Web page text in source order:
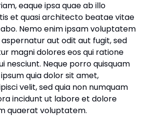
eaque ipsa quae ab illo
et quasi architecto beatae vitae
Nemo enim ipsam voluptatem
aut odit aut fugit, sed
magni dolores eos qui ratione
nesciunt. Neque porro quisquam
quia dolor sit amet,
velit, sed quia non numquam
incidunt ut labore et dolore
quaerat voluptatem.